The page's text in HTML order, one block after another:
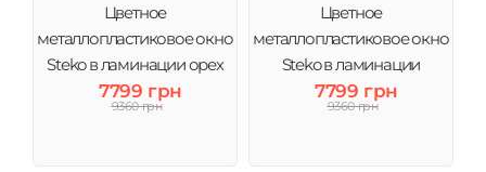
Цветное
металлопластиковое окно
Steko в ламинации орех
тонировка зеркало
7799 грн
9360 грн
Цветное
металлопластиковое окно
Steko в ламинации
золотый дуб тонировка
зеркало
7799 грн
9360 грн